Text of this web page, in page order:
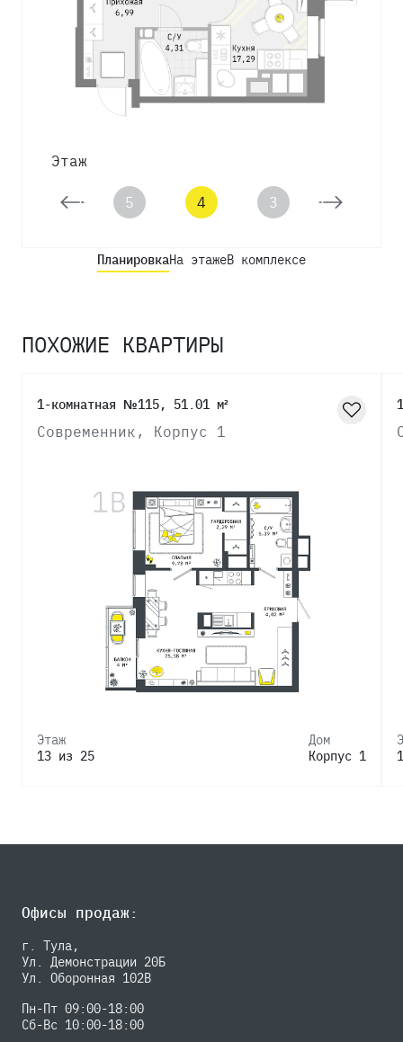
Этаж
6 5 4 3 1
ПланировкаНа этажеВ комплексе
ПОХОЖИЕ КВАРТИРЫ
1-комнатная №115, 51.01 м²
Современник, Корпус 1
Этаж
13 из 25
Дом
Корпус 1
Офисы продаж:
г. Тула,
Ул. Демонстрации 20Б
Ул. Оборонная 102В
Пн-Пт 09:00-18:00
Сб-Вс 10:00-18:00